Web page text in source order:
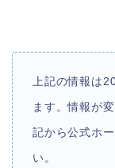
上記の情報は
ます。情報が
記から公式ホ
い。